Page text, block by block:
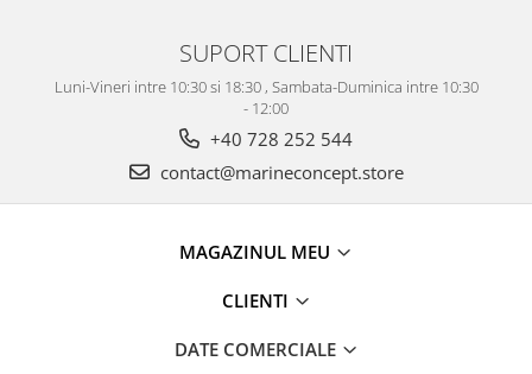
SUPORT CLIENTI
Luni-Vineri intre 10:30 si 18:30 , Sambata-Duminica intre 10:30
- 12:00
+40 728 252 544
contact@marineconcept.store
MAGAZINUL MEU
CLIENTI
DATE COMERCIALE